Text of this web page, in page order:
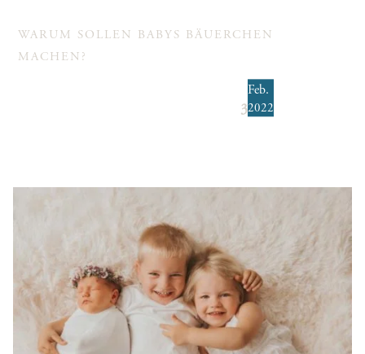
WARUM SOLLEN BABYS BÄUERCHEN
MACHEN?
3
Feb.
2022